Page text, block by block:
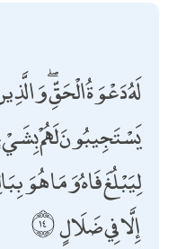
لَهُ دَعْوَةُ الْحَقِّ
يَسْتَجِيبُونَ لَهُمْ
لِيَبْلُغَ فَاهُ وَمَا هُوَ
إِلَّا فِي ضَلَالٍ